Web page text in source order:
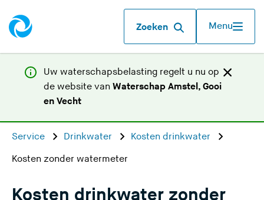
Zoeken Menu
Uw waterschapsbelasting regelt u nu op
de website van Waterschap Amstel, Gooi
en Vecht(
v
r
a
Service Drinkwater
Kosten drinkwater
Kosten zonder watermeter
Kosten drinkwater zonder